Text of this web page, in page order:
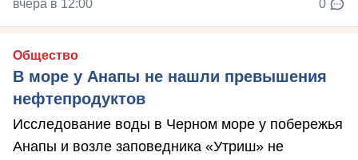
вчера в 12:00 0
Общество
В море у Анапы не нашли превышения
нефтепродуктов
Исследование воды в Черном море у побережья
Анапы и возле заповедника «Утриш» не